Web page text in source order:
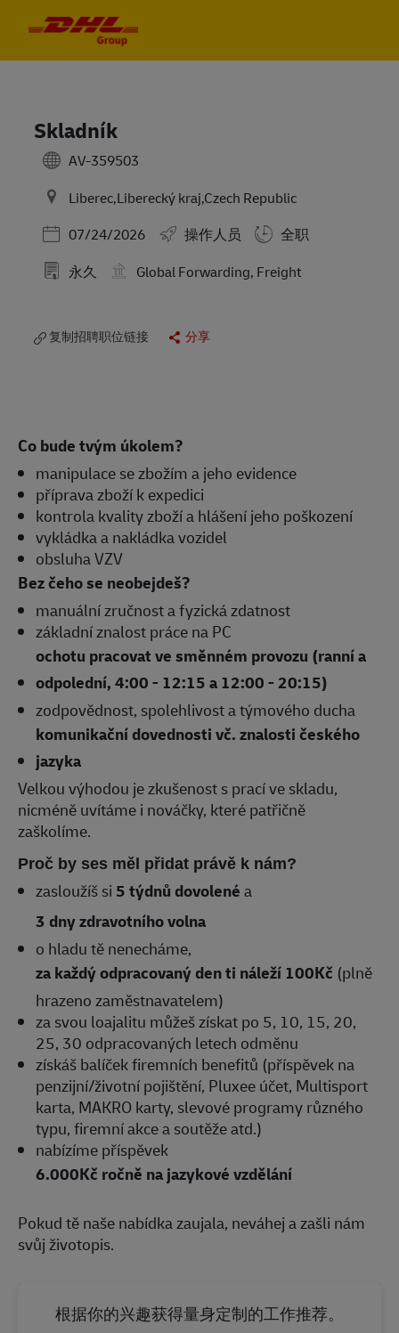
Skladník
AV-359503
Liberec,Liberecký kraj,Czech Republic
Posted Date
07/24/2026 操作人员
全职
永久
Global Forwarding, Freight
复制招聘职位链接 分享
Co bude tvým úkolem?
manipulace se zbožím a jeho evidence
příprava zboží k expedici
kontrola kvality zboží a hlášení jeho poškození
vykládka a nakládka vozidel
obsluha VZV
Bez čeho se neobejdeš?
manuální zručnost a fyzická zdatnost
základní znalost práce na PC
ochotu pracovat ve směnném provozu (ranní a
odpolední, 4:00 - 12:15 a 12:00 - 20:15)
zodpovědnost, spolehlivost a týmového ducha
komunikační dovednosti vč. znalosti českého
jazyka
Velkou výhodou je zkušenost s prací ve skladu,
nicméně uvítáme i nováčky, které patřičně
zaškolíme.
Proč by ses měl přidat právě k nám?
zasloužíš si5 týdnů dovolenéa
3 dny zdravotního volna
o hladu tě nenecháme,
za každý odpracovaný den ti náleží 100Kč (plně
hrazeno zaměstnavatelem)
za svou loajalitu můžeš získat po 5, 10, 15, 20,
25, 30 odpracovaných letech odměnu
získáš balíček firemních benefitů (příspěvek na
penzijní/životní pojištění, Pluxee účet, Multisport
karta, MAKRO karty, slevové programy různého
typu, firemní akce a soutěže atd.)
nabízíme příspěvek
6.000Kč ročně na jazykové vzdělání
Pokud tě naše nabídka zaujala, neváhej a zašli nám
svůj životopis.
根据你的兴趣获得量身定制的工作推荐。